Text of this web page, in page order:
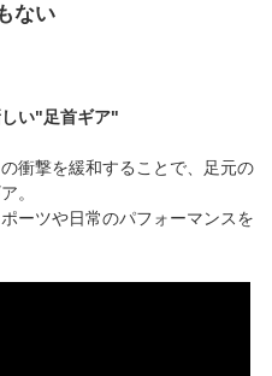
ない
い"足首ギア"
衝撃を緩和することで、足元の
。
ーツや日常のパフォーマンスを